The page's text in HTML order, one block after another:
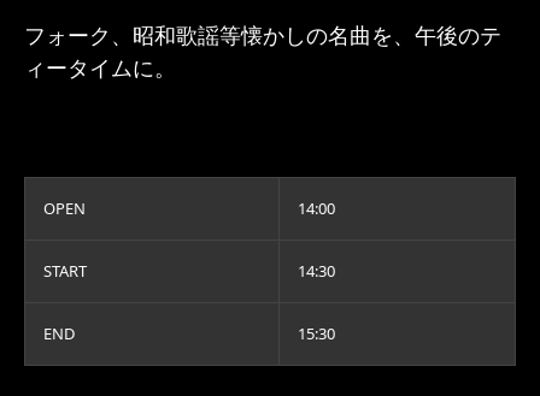
フォーク、昭和歌謡等懐かしの名曲を、午後のテ
ィータイムに。
OPEN 14:00
START 14:30
END 15:30